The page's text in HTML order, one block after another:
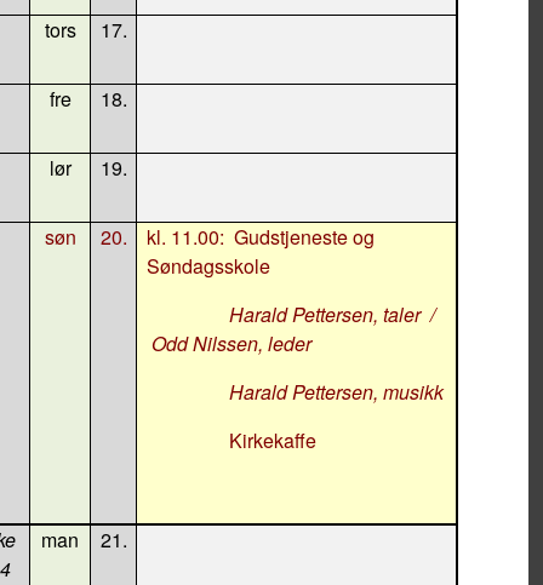
tors 17.
fre 18.
lør 19.
søn 20. kl. 11.00: Gudstjeneste og
Søndagsskole
Harald Pettersen, taler /
Odd Nilssen, leder
Harald Pettersen, musikk
Kirkekaffe
man 21.